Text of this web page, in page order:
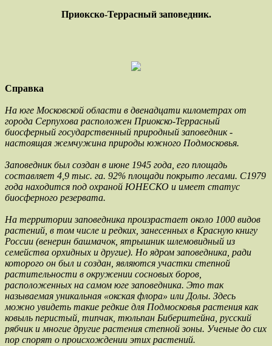
Приокско-Террасный заповедник.
Справка
На юге Московской области в двенадцати километрах от
города Серпухова расположен Приокско-Террасный
биосферный государственный природный заповедник -
настоящая жемчужина природы южного Подмосковья.
Заповедник был создан в июне 1945 года, его площадь
составляет 4,9 тыс. га. 92% площади покрыто лесами. С1979
года находится под охраной ЮНЕСКО и имеет статус
биосферного резервата.
На территории заповедника произрастает около 1000 видов
растений, в том числе и редких, занесенных в Красную книгу
России (венерин башмачок, ятрышник шлемовидный из
семейства орхидных и другие). Но ядром заповедника, ради
которого он был и создан, являются участки степной
растительности в окружении сосновых боров,
расположенных на самом юге заповедника. Это так
называемая уникальная «окская флора» или Долы. Здесь
можно увидеть такие редкие для Подмосковья растения как
ковыль перистый, типчак, тюльпан Биберштейна, русский
рябчик и многие другие растения степной зоны. Ученые до сих
пор спорят о происхождении этих растений.